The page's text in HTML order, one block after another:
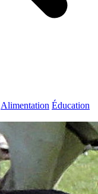
Alimentation Éducation